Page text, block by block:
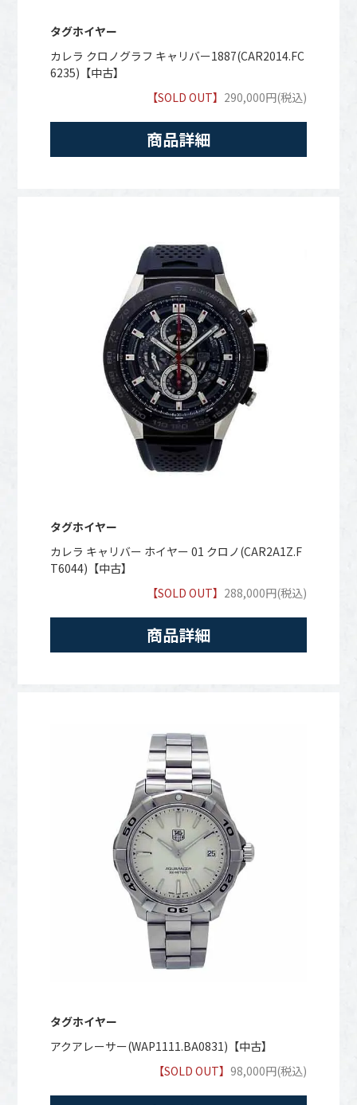
タグホイヤー
カレラ クロノグラフ キャリバー1887(CAR2014.FC
6235)【中古】
【SOLD OUT】 290,000円(税込)
商品詳細
タグホイヤー
カレラ キャリバー ホイヤー 01 クロノ(CAR2A1Z.F
T6044)【中古】
【SOLD OUT】 288,000円(税込)
商品詳細
タグホイヤー
アクアレーサー(WAP1111.BA0831)【中古】
【SOLD OUT】98,000円(税込)